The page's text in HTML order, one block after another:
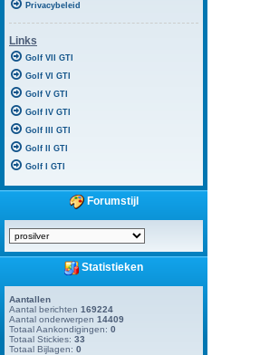
Privacybeleid
Links
Golf VII GTI
Golf VI GTI
Golf V GTI
Golf IV GTI
Golf III GTI
Golf II GTI
Golf I GTI
Forumstijl
Statistieken
Aantallen
Aantal berichten 169224
Aantal onderwerpen 14409
Totaal Aankondigingen: 0
Totaal Stickies: 33
Totaal Bijlagen: 0